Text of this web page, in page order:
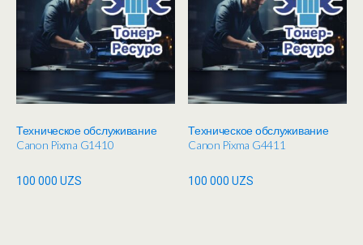
Техническое обслуживание
Canon Pixma G1410
100 000 UZS
Техническое обслуживание
Canon Pixma G4411
100 000UZS